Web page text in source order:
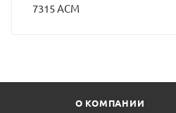
7315 ACM
О КОМПАНИИ